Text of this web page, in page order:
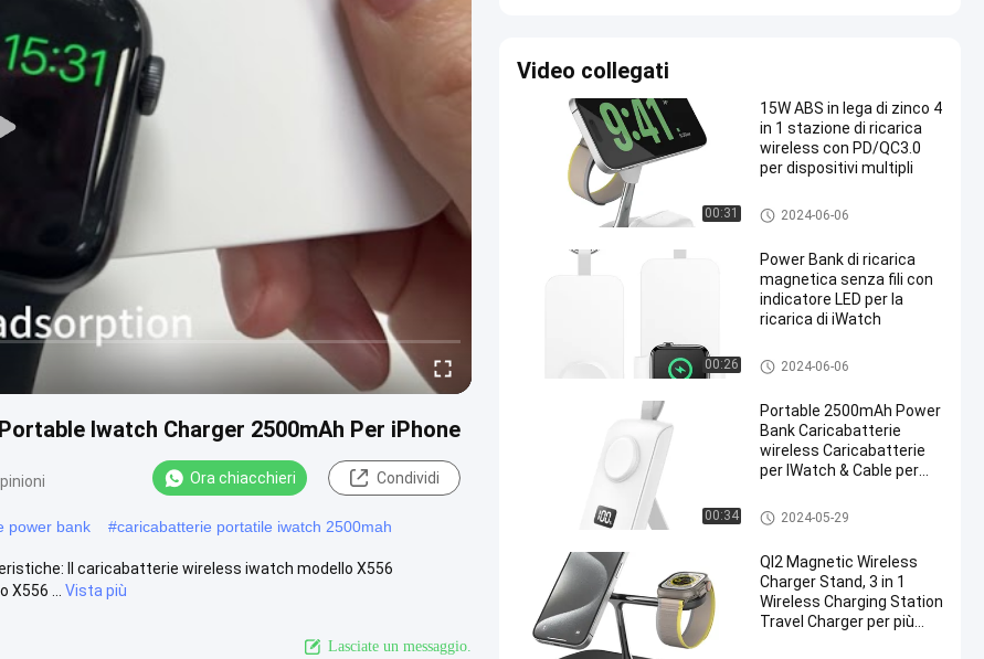
Iwatch Charger 2500mAh Per iPhone
Ora chiacchieri Condividi
power bank #caricabatterie portatile iwatch 2500mah
Il caricabatterie wireless iwatch modello X556
...
Vista più
Lasciate un messaggio.
Video collegati
00:31
15W ABS in lega di zinco 4
in 1 stazione di ricarica
wireless con PD/QC3.0
per dispositivi multipli
Caricatore senza fili multifunz
ionale
2024-06-06
00:26
Power Bank di ricarica
magnetica senza fili con
indicatore LED per la
ricarica di iWatch
Carica wireless della Power Ba
nk
2024-06-06
00:34
Portable 2500mAh Power
Bank Caricabatterie
wireless Caricabatterie
per IWatch & Cable per
Carica wireless della Power Ba
nk
2024-05-29
QI2 Magnetic Wireless
Charger Stand, 3 in 1
Wireless Charging Station
Travel Charger per più